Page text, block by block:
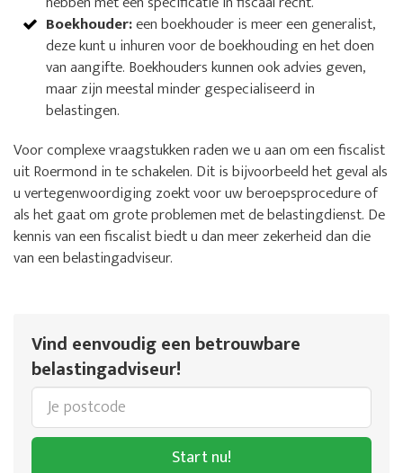
Boekhouder:een boekhouder is meer een generalist,
deze kunt u inhuren voor de boekhouding en het doen
van aangifte. Boekhouders kunnen ook advies geven,
maar zijn meestal minder gespecialiseerd in
belastingen.
Voor complexe vraagstukken raden we u aan om een fiscalist
uit Roermond in te schakelen. Dit is bijvoorbeeld het geval als
u vertegenwoordiging zoekt voor uw beroepsprocedure of
als het gaat om grote problemen met de belastingdienst. De
kennis van een fiscalist biedt u dan meer zekerheid dan die
van een belastingadviseur.
Vind eenvoudig een betrouwbare
belastingadviseur!
Start nu!